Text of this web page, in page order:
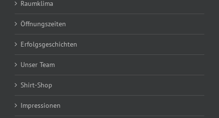
Raumklima
Öffnungszeiten
Erfolgsgeschichten
Unser Team
Shirt-Shop
Impressionen